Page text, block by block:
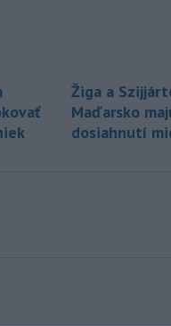
Žiga a
Maďarsko
dosiahnutí